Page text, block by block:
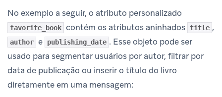
No exemplo a seguir, o atributo personalizado
favorite_book contém os atributos aninhados title ,
author e publishing_date . Esse objeto pode ser
usado para segmentar usuários por autor, filtrar por
data de publicação ou inserir o título do livro
diretamente em uma mensagem: